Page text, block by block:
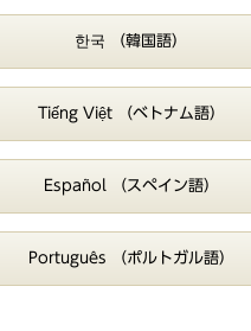
한국 （韓国語）
Tiếng Việt （ベトナム語）
Español （スペイン語）
Português （ポルトガル語）